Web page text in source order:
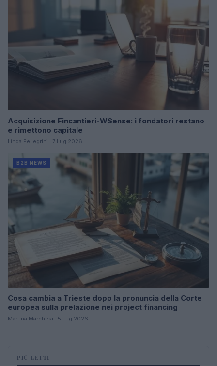
Acquisizione Fincantieri-WSense: i fondatori restano
e rimettono capitale
Linda Pellegrini · 7 Lug 2026
B2B NEWS
Cosa cambia a Trieste dopo la pronuncia della Corte
europea sulla prelazione nei project financing
Martina Marchesi · 5 Lug 2026
PIÙ LETTI